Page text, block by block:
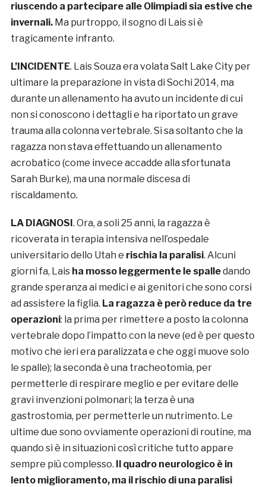
riuscendo a partecipare alle Olimpiadi sia estive che
invernali. Ma purtroppo, il sogno di Lais si è
tragicamente infranto.
L’INCIDENTE. Lais Souza era volata Salt Lake City per
ultimare la preparazione in vista di Sochi 2014, ma
durante un allenamento ha avuto un incidente di cui
non si conoscono i dettagli e ha riportato un grave
trauma alla colonna vertebrale. Si sa soltanto che la
ragazza non stava effettuando un allenamento
acrobatico (come invece accadde alla sfortunata
Sarah Burke), ma una normale discesa di
riscaldamento.
LA DIAGNOSI . Ora, a soli 25 anni, la ragazza è
ricoverata in terapia intensiva nell’ospedale
universitario dello Utah e rischia la paralisi. Alcuni
giorni fa, Lais ha mosso leggermente le spalledando
grande speranza ai medici e ai genitori che sono corsi
ad assistere la figlia. La ragazza è però reduce da tre
operazioni: la prima per rimettere a posto la colonna
vertebrale dopo l’impatto con la neve (ed è per questo
motivo che ieri era paralizzata e che oggi muove solo
le spalle); la seconda è una tracheotomia, per
permetterle di respirare meglio e per evitare delle
gravi invenzioni polmonari; la terza è una
gastrostomia, per permetterle un nutrimento. Le
ultime due sono ovviamente operazioni di routine, ma
quando si è in situazioni così critiche tutto appare
sempre più complesso. Il quadro neurologico è in
lento miglioramento, ma il rischio di una paralisi